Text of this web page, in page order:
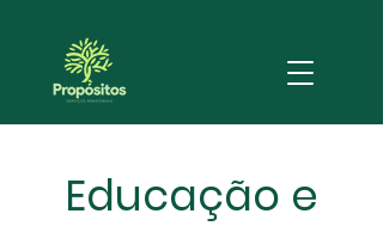
Educação e